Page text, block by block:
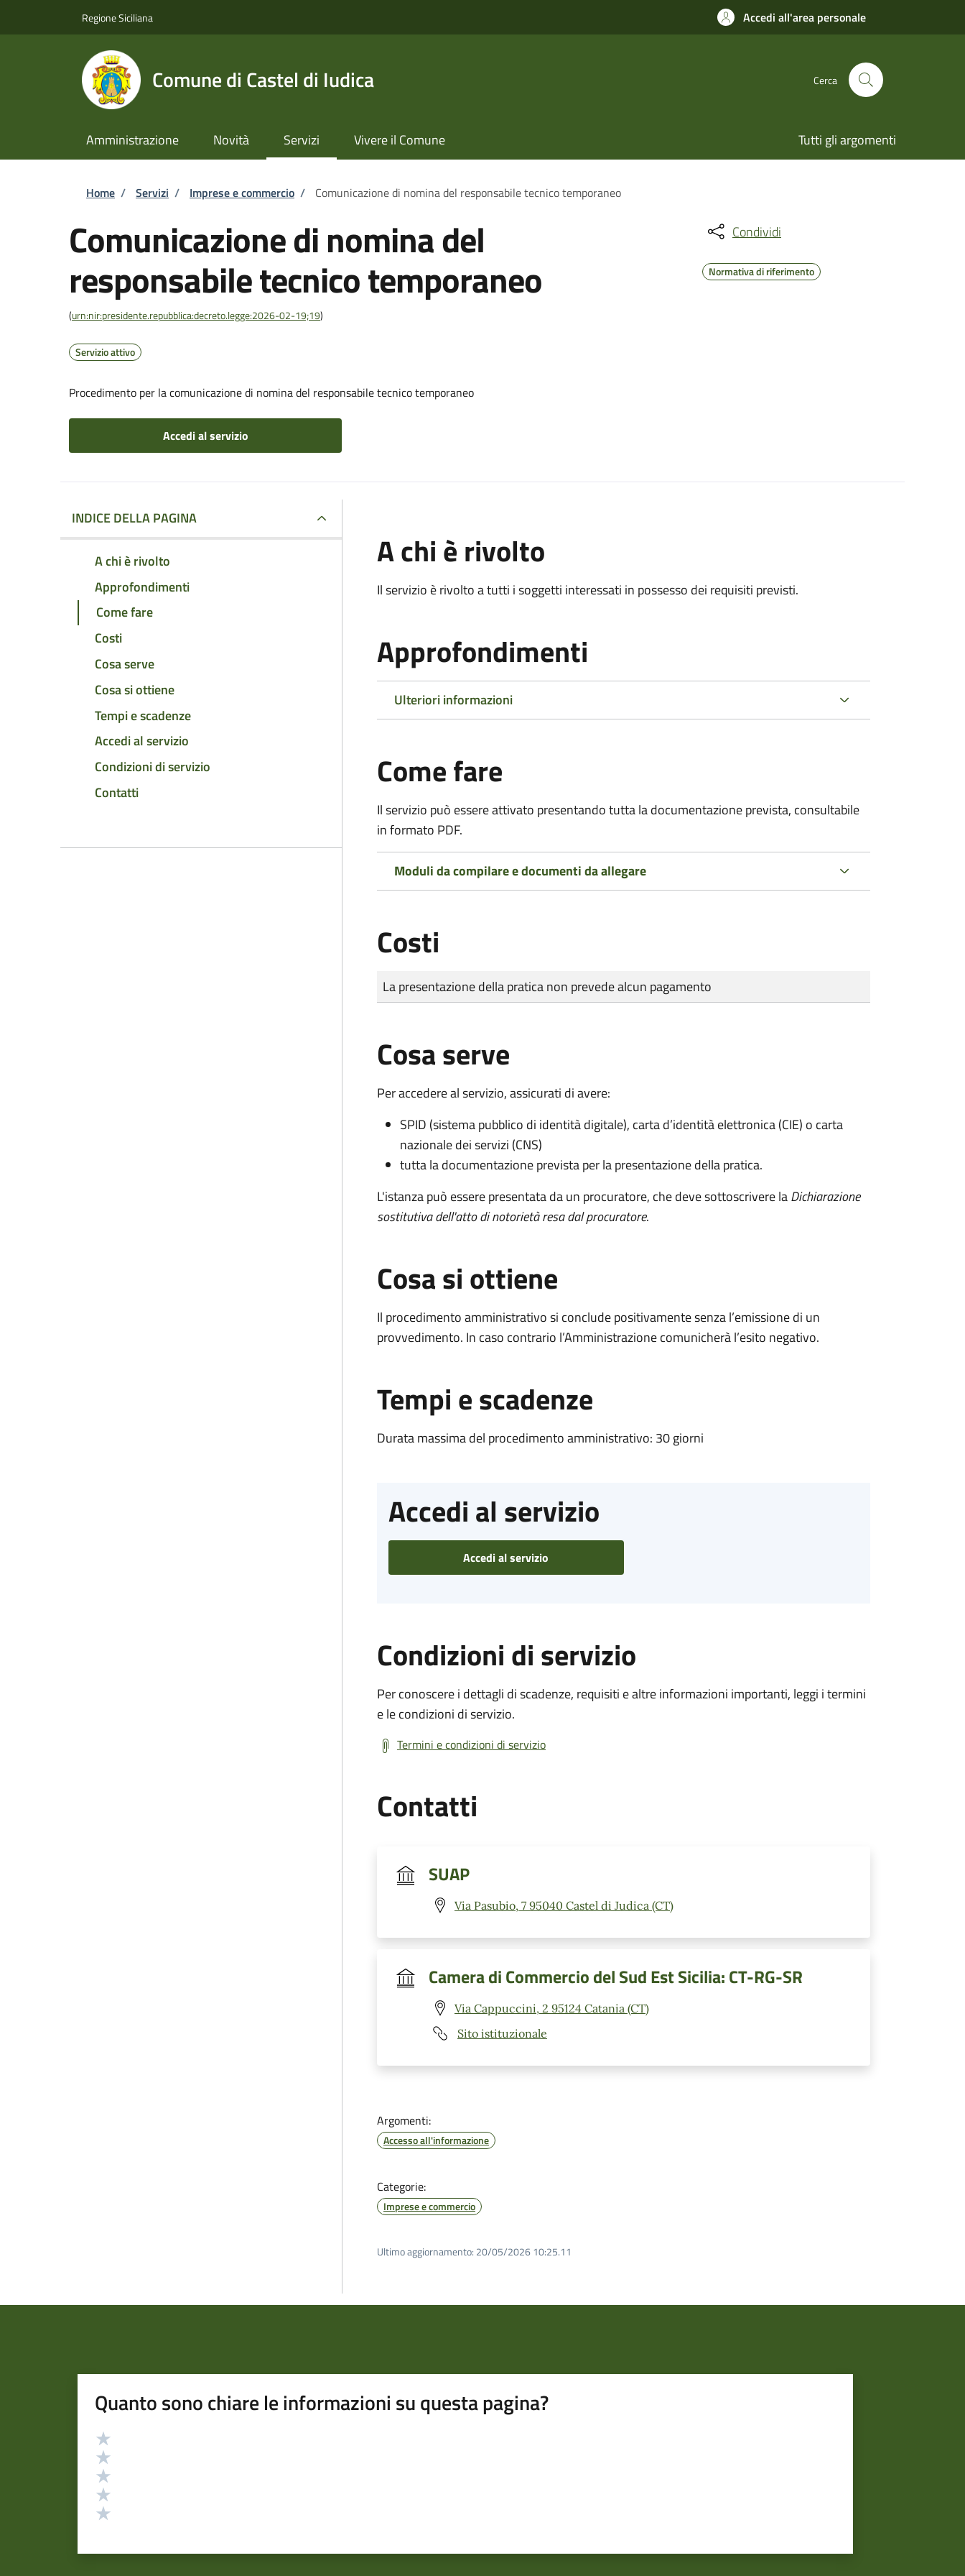
Regione Siciliana Accedi all'area personale
Comune di Castel di Iudica Cerca
Amministrazione Novità Servizi Vivere il Comune Tutti gli argomenti
Briciole di pane
Home / Servizi / Imprese e commercio / Comunicazione di nomina del responsabile tecnico temporaneo
Comunicazione di nomina del
responsabile tecnico temporaneo
(urn:nir:presidente.repubblica:decreto.legge:2026-02-19;19)
Servizio attivo
Procedimento per la comunicazione di nomina del responsabile tecnico temporaneo
Accedi al servizio
Condividi
Normativa di riferimento
INDICE DELLA PAGINA
A chi è rivolto
Approfondimenti
Come fare
Costi
Cosa serve
Cosa si ottiene
Tempi e scadenze
Accedi al servizio
Condizioni di servizio
Contatti
A chi è rivolto
Il servizio è rivolto a tutti i soggetti interessati in possesso dei requisiti previsti.
Approfondimenti
Ulteriori informazioni
Come fare
Il servizio può essere attivato presentando tutta la documentazione prevista, consultabile
in formato PDF.
Moduli da compilare e documenti da allegare
Costi
Tipo di pagamento
Importo
La presentazione della pratica non prevede alcun pagamento
Cosa serve
Per accedere al servizio, assicurati di avere:
SPID (sistema pubblico di identità digitale), carta d’identità elettronica (CIE) o carta
nazionale dei servizi (CNS)
tutta la documentazione prevista per la presentazione della pratica.
L'istanza può essere presentata da un procuratore, che deve sottoscrivere laDichiarazione
sostitutiva dell'atto di notorietà resa dal procuratore.
Cosa si ottiene
Il procedimento amministrativo si conclude positivamente senza l’emissione di un
provvedimento. In caso contrario l’Amministrazione comunicherà l’esito negativo.
Tempi e scadenze
Durata massima del procedimento amministrativo: 30 giorni
Accedi al servizio
Accedi al servizio
Condizioni di servizio
Per conoscere i dettagli di scadenze, requisiti e altre informazioni importanti, leggi i termini
e le condizioni di servizio.
Termini e condizioni di servizio
Contatti
SUAP
Via Pasubio, 7 95040 Castel di Judica (CT)
Camera di Commercio del Sud Est Sicilia: CT-RG-SR
Via Cappuccini, 2 95124 Catania (CT)
Sito istituzionale
Argomenti:
Accesso all'informazione
Categorie:
Imprese e commercio
Ultimo aggiornamento: 20/05/2026 10:25.11
Quanto sono chiare le informazioni su questa pagina?
Valutazione